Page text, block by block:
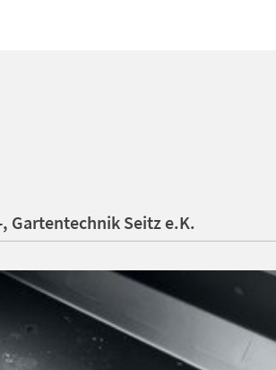
Gartentechnik Seitz e.K.